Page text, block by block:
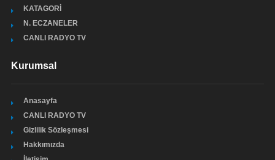
KATAGORİ
N. ECZANELER
CANLI RADYO TV
Kurumsal
Anasayfa
CANLI RADYO TV
Gizlilik Sözleşmesi
Hakkımızda